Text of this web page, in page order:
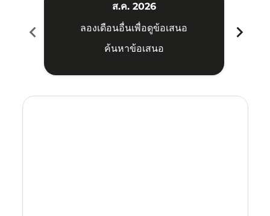
chevron_left
ส.ค. 2026
ลองเดือนอื่นเพื่อดูข้อเสนอ
ค้นหาข้อเสนอ
chevron_right